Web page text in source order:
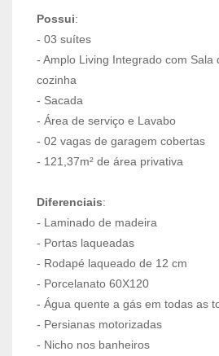
Possui:
- 03 suítes
- Amplo Living Integrado com Sala
cozinha
- Sacada
- Área de serviço e Lavabo
- 02 vagas de garagem cobertas
- 121,37m² de área privativa
Diferenciais:
- Laminado de madeira
- Portas laqueadas
- Rodapé laqueado de 12 cm
- Porcelanato 60X120
- Água quente a gás em todas as
- Persianas motorizadas
- Nicho nos banheiros